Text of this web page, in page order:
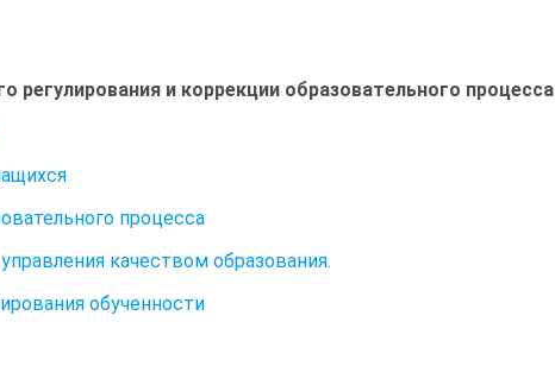
регулирования и коррекции образовательного процесса
процесса
качеством образования.
обученности